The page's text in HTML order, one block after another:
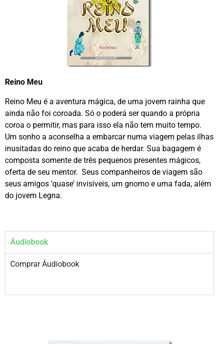
Reino Meu
Reino Meu é a aventura mágica, de uma jovem rainha que
ainda não foi coroada. Só o poderá ser quando a própria
coroa o permitir, mas para isso ela não tem muito tempo.
Um sonho a aconselha a embarcar numa viagem pelas ilhas
inusitadas do reino que acaba de herdar. Sua bagagem é
composta somente de três pequenos presentes mágicos,
oferta de seu mentor. Seus companheiros de viagem são
seus amigos ‘quase’ invisíveis, um gnomo e uma fada, além
do jovem Legna.
Áudiobook
Comprar Áudiobook